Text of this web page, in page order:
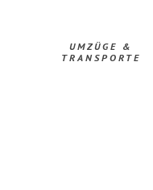
UMZÜGE &
TRANSPORTE